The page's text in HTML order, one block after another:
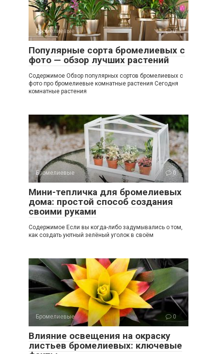
Бромелиевые 0
Популярные сорта бромелиевых с
фото — обзор лучших растений
Содержимое Обзор популярных сортов бромелиевых с
фото про бромелиевые комнатные растения Сегодня
комнатные растения
Бромелиевые 0
Мини-тепличка для бромелиевых
дома: простой способ создания
своими руками
Содержимое Если вы когда-либо задумывались о том,
как создать уютный зелёный уголок в своём
Бромелиевые 0
Влияние освещения на окраску
листьев бромелиевых: ключевые